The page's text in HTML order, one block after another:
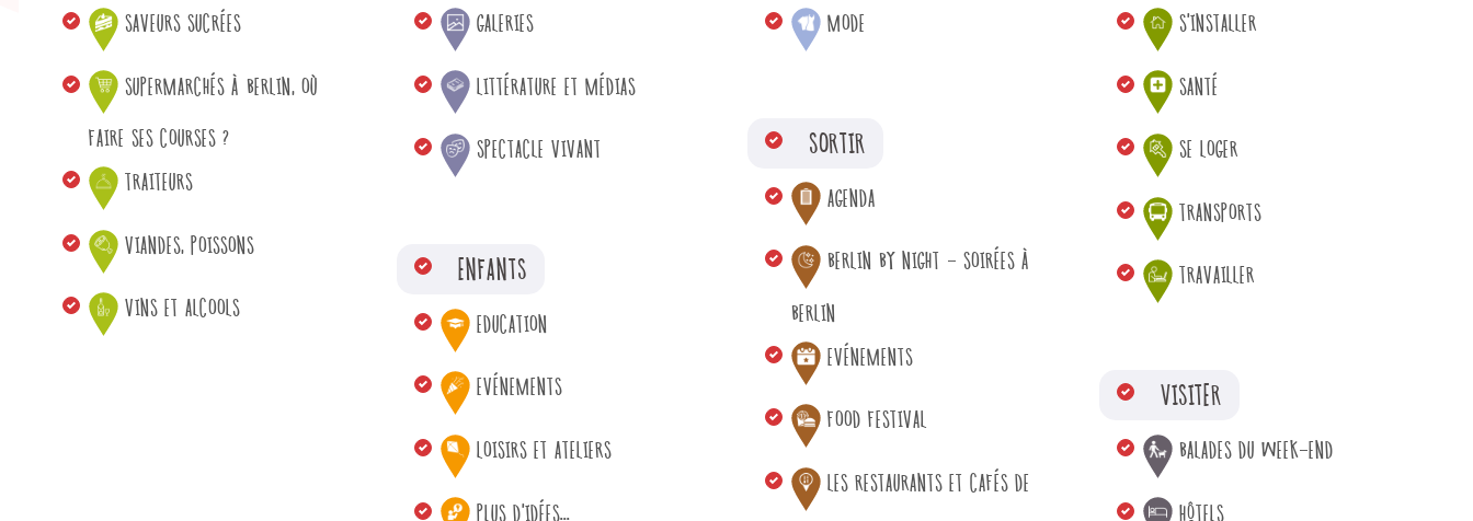
SAVEURS SUCRÉES
SUPERMARCHÉS À BERLIN, OÙ
FAIRE SES COURSES ?
TRAITEURS
VIANDES, POISSONS
VINS ET ALCOOLS
GALERIES
LITTÉRATURE ET MÉDIAS
SPECTACLE VIVANT
ENFANTS
EDUCATION
EVÉNEMENTS
LOISIRS ET ATELIERS
PLUS D'IDÉES...
MODE
SORTIR
AGENDA
BERLIN BY NIGHT - SOIRÉES À
BERLIN
EVÉNEMENTS
FOOD FESTIVAL
LES RESTAURANTS ET CAFÉS DE
S'INSTALLER
SANTÉ
SE LOGER
TRANSPORTS
TRAVAILLER
VISITER
BALADES DU WEEK-END
HÔTELS